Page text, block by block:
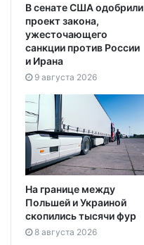
В сенате США одобрили
проект закона,
ужесточающего
санкции против России
и Ирана
9 августа 2026
На границе между
Польшей и Украиной
скопились тысячи фур
8 августа 2026